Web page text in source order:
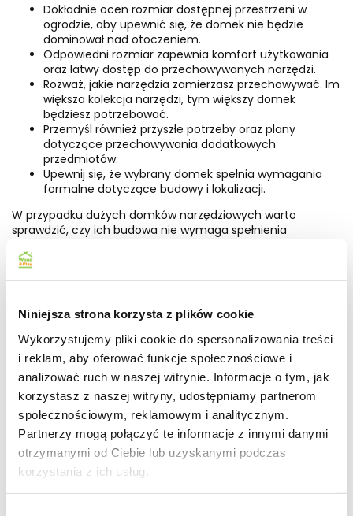
Niniejsza strona korzysta z plików cookie
Wykorzystujemy pliki cookie do spersonalizowania treści
i reklam, aby oferować funkcje społecznościowe i
analizować ruch w naszej witrynie. Informacje o tym, jak
korzystasz z naszej witryny, udostępniamy partnerom
społecznościowym, reklamowym i analitycznym.
Partnerzy mogą połączyć te informacje z innymi danymi
otrzymanymi od Ciebie lub uzyskanymi podczas
korzystania z ich usług.
Dokładnie ocen rozmiar dostępnej przestrzeni w
ogrodzie, aby upewnić się, że domek nie będzie
dominował nad otoczeniem.
Odpowiedni rozmiar zapewnia komfort użytkowania
oraz łatwy dostęp do przechowywanych narzędzi.
Rozważ, jakie narzędzia zamierzasz przechowywać. Im
większa kolekcja narzędzi, tym większy domek
będziesz potrzebować.
Przemyśl również przyszłe potrzeby oraz plany
dotyczące przechowywania dodatkowych
przedmiotów.
Upewnij się, że wybrany domek spełnia wymagania
formalne dotyczące budowy i lokalizacji.
W przypadku dużych domków narzędziowych warto
sprawdzić, czy ich budowa nie wymaga spełnienia
umiejscowienie powinny być priorytetowe, aby uniknąć
Domek na narzędzia - jakie cechy
powinien mieć idealny model?
Przy wyborze idealnego domku narzędziowego kluczowa
jest jego
trwałość
. Solidna konstrukcja oraz wysokiej jakości
materiały zapewnią długotrwałe użytkowanie, co jest
istotne w zmiennych warunkach atmosferycznych. Na
jakość domku wpływa również wentylacja, która zapobiega
gromadzeniu się wilgoci, mogącej uszkodzić metalowe
narzędzia. Dlatego warto zwrócić uwagę na wentylację
poprzez wywietrzniki czy okna, aby Twój schowek na